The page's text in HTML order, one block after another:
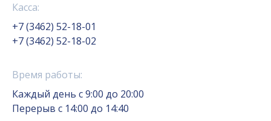
Касса:
+7 (3462) 52-18-01
+7 (3462) 52-18-02
Время работы:
Каждый день с 9:00 до 20:00
Перерыв с 14:00 до 14:40